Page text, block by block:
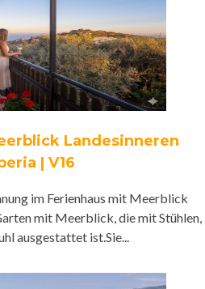
Landesinneren
| V16
im Ferienhaus mit Meerblick
mit Meerblick, die mit Stühlen,
ausgestattet ist.Sie...